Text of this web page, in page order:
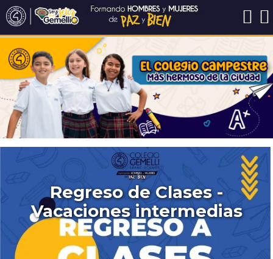
Regreso de Clases -
Vacaciones intermedias